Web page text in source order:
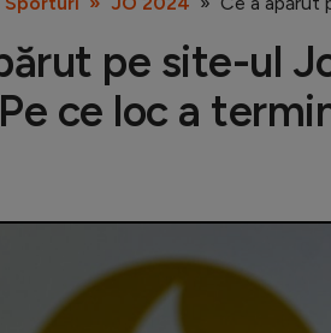
pe site-ul
ce loc a